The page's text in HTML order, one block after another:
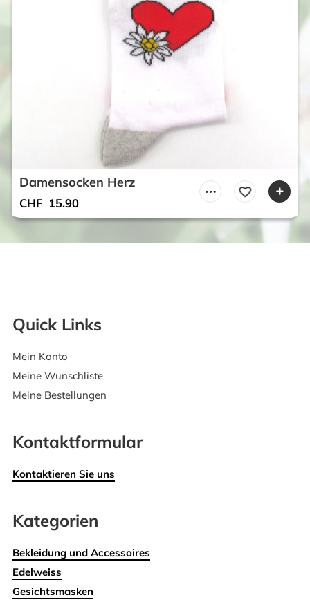
Damensocken Herz
CHF 15.90
Quick Links
Mein Konto
Meine Wunschliste
Meine Bestellungen
Kontaktformular
Kontaktieren Sie uns
Kategorien
Bekleidung und Accessoires
Edelweiss
Gesichtsmasken